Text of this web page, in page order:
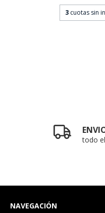
3 cuotas sin
todo
NAVEGACIÓN